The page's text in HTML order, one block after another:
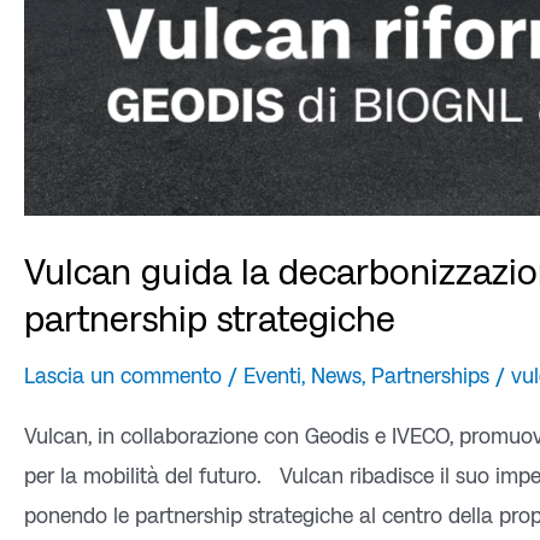
Vulcan guida la
partnership strategiche
Lascia un commento / Eventi, News, Partnerships /
Vulcan, in collaborazione con Geodis e IVECO,
per la mobilità del futuro. Vulcan ribadisce il suo
ponendo le partnership strategiche al centro della